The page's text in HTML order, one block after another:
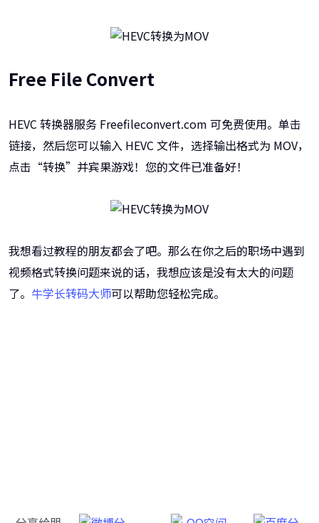
Free File Convert
HEVC 转换器服务 Freefileconvert.com 可免费使用。单击
链接，然后您可以输入 HEVC 文件，选择输出格式为 MOV，
点击“转换”并宾果游戏！您的文件已准备好！
我想看过教程的朋友都会了吧。那么在你之后的职场中遇到
视频格式转换问题来说的话，我想应该是没有太大的问题
了。 牛学长转码大师可以帮助您轻松完成。